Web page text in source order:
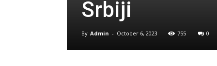
Srbiji
By Admin - October 6, 2023 755 0